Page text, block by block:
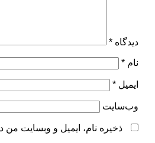
دیدگاه *
نام *
ایمیل *
وب‌سایت
ذخیره نام، ایمیل و وبسایت من